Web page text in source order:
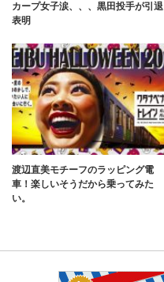
カープ女子涙、、、黒田投手が引退
表明
渡辺直美モチーフのラッピング電
車！楽しいそうだから乗ってみた
い。